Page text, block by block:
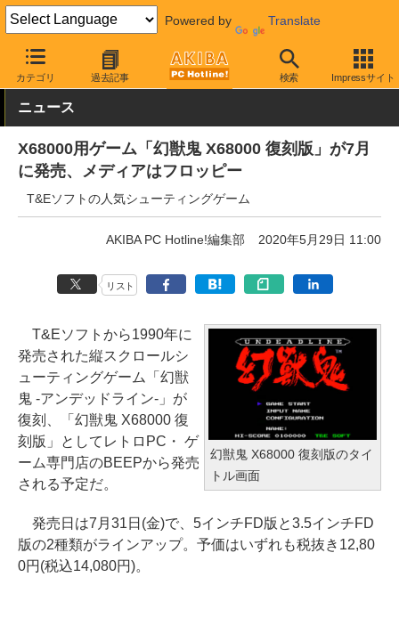
Powered by Translate
カテゴリ 過去記事 検索 Impressサイト
AKIBA PC Hotline! ガジェット ゲーム機関連
ニュース
X68000用ゲーム「幻獣鬼 X68000 復刻版」が7月
に発売、メディアはフロッピー
T&Eソフトの人気シューティングゲーム
AKIBA PC Hotline!編集部 2020年5月29日 11:00
リスト
幻獣鬼 X68000 復刻版のタイ
トル画面
T&Eソフトから1990年に
発売された縦スクロールシ
ューティングゲーム「幻獣
鬼 -アンデッドライン-」が
復刻、「幻獣鬼 X68000 復
刻版」としてレトロPC・ ゲ
ーム専門店のBEEPから発売
される予定だ。
発売日は7月31日(金)で、5インチFD版と3.5インチFD
版の2種類がラインアップ。予価はいずれも税抜き12,80
0円(税込14,080円)。